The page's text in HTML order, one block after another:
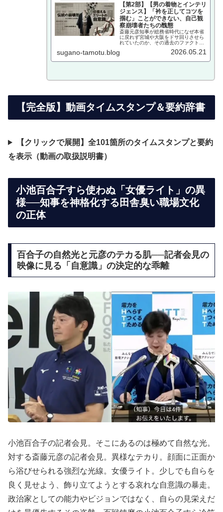
【第2部】【男の着物とインテリ
ジェンス】「衿を正してコツを
掴む」ことができない、自己観
察崩壊者たちの醜態
斎藤元彦知事が総務省時代になぜ本省
に戻れず宮城や大阪をドサ回りさせら
れていたのか、その過去のファクトを
う身体言語から「自己分析・メタ認知
sugano-tamotu.blog 2026.05.21
【完全版】動画タイムスタンプ＆要約辞書
【クリックで展開】全101箇所のタイムスタンプと要約
を表示（動画の取扱説明書）
小池百合子すら使わぬ「女優ライト」の異
様──知事を神格化する田舎臭い職場文化
の正体
百合子の自然光と元彦のテカる肌──記者会見の
映像に見る「自意識」の決定的な乖離
小池百合子の記者会見。そこにあるのは極めて自然な光。
対する斎藤元彦の記者会見。異様なテカり。顔面に正面か
ら浴びせられる強烈な光線。女優ライト。少しでも自らを
良く見せよう、飾り立てようとする哀れな自意識の暴走。
政治家としての能力やビジョンではなく、自らの見栄えだ